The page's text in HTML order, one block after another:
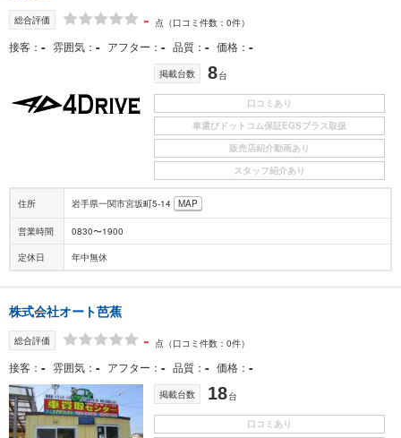
総合評価 - 点 （口コミ件数：0件）
接客 - 雰囲気 - アフター - 品質 - 価格 -
掲載台数 8台
口コミあり
車選びドットコム保証EGSプラス取扱
販売店紹介動画あり
スタッフ紹介あり
住所 岩手県一関市宮坂町5-14 MAP
営業時間 0830〜1900
定休日 年中無休
株式会社オート芭蕉
総合評価 - 点 （口コミ件数：0件）
接客 - 雰囲気 - アフター - 品質 - 価格 -
掲載台数 18台
口コミあり